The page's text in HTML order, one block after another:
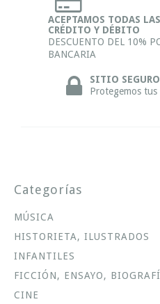
ACEPTAMOS TODAS
CRÉDITO Y DÉBITO
DESCUENTO DEL 10%
BANCARIA
SITIO SEGURO
Protegemos tus
Categorías
MÚSICA
HISTORIETA, ILUSTRADOS
INFANTILES
FICCIÓN, ENSAYO,
CINE